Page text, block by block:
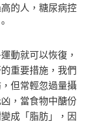
的人，糖尿病控
動就可以恢復，
重要措施，我們
但常輕忽過量攝
，當食物中醣份
成「脂肪」，因